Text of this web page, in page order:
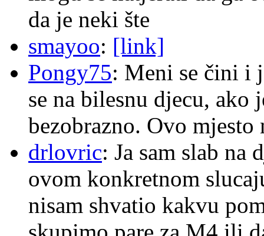
da je neki šte
smayoo: [link]
Pongy75: Meni se čini i
se na bilesnu djecu, ako
bezobrazno. Ovo
drlovric: Ja sam slab na
ovom konkretnom
nisam shvatio kakvu